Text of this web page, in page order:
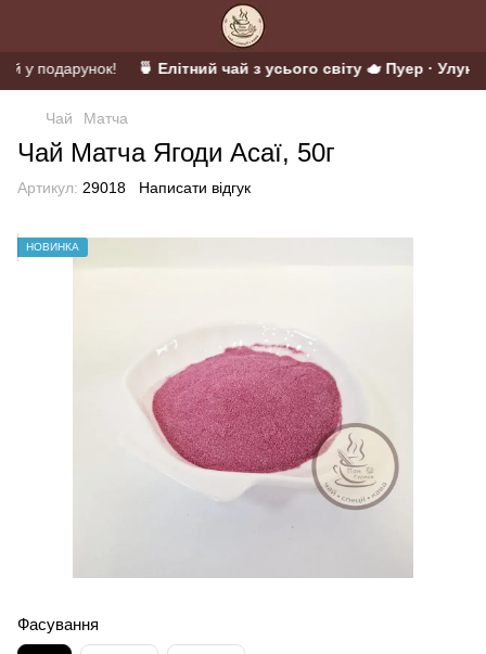
у подарунок! 🍵 Елітний чай з усього світу 🫖 Пуер · Улун
Чай Матча
Чай Матча Ягоди Асаї, 50г
Артикул: 29018 Написати відгук
НОВИНКА
Фасування